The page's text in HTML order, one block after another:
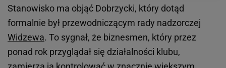
Stanowisko ma objąć Dobrzycki, który dotąd
formalnie był przewodniczącym rady nadzorczej
Widzewa. To sygnał, że biznesmen, który przez
ponad rok przyglądał się działalności klubu,